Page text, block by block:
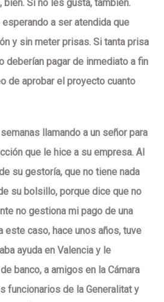
Si no les gusta, también.
esperando a ser atendida que
y sin meter prisas. Si tanta prisa
deberían pagar de inmediato a fin
de aprobar el proyecto cuanto
llamando a un señor para
que le hice a su empresa. Al
su gestoría, que no tiene nada
su bolsillo, porque dice que no
no gestiona mi pago de una
este caso, hace unos años, tuve
ayuda en Valencia y le
banco, a amigos en la Cámara
funcionarios de la Generalitat y